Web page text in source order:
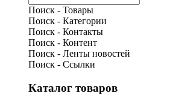
Поиск - Товары
Поиск - Категории
Поиск - Контакты
Поиск - Контент
Поиск - Ленты новостей
Поиск - Ссылки
Каталог товаров